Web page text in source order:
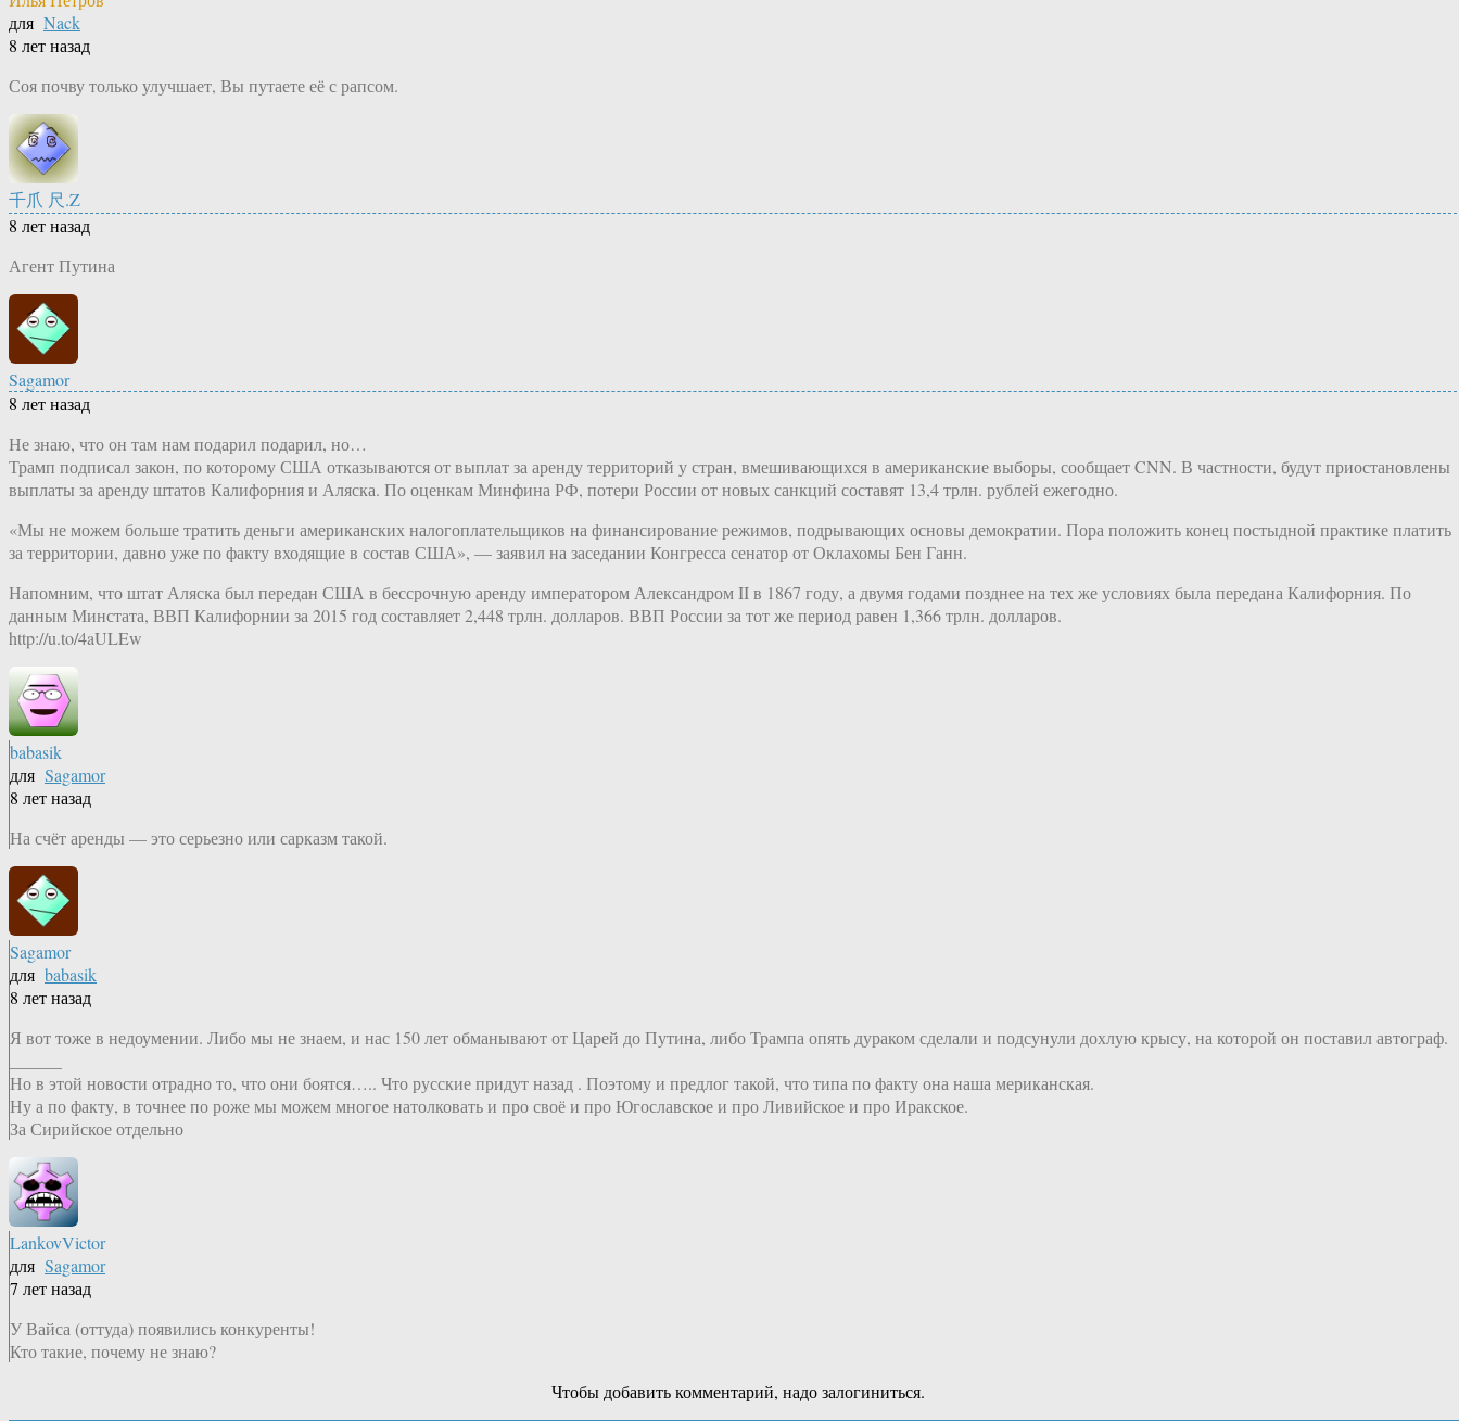
для Nack
8 лет назад
Соя почву только улучшает, Вы путаете её с рапсом.
千爪 尺.Z
8 лет назад
Агент Путина
Sagamor
8 лет назад
Не знаю, что он там нам подарил подарил, но…
Трамп подписал закон, по которому США отказываются от выплат за аренду территорий у стран, вмешивающихся в американские выборы, сообщает CNN. В частности, будут приостановлены
выплаты за аренду штатов Калифорния и Аляска. По оценкам Минфина РФ, потери России от новых санкций составят 13,4 трлн. рублей ежегодно.
«Мы не можем больше тратить деньги американских налогоплательщиков на финансирование режимов, подрывающих основы демократии. Пора положить конец постыдной практике платить
за территории, давно уже по факту входящие в состав США», — заявил на заседании Конгресса сенатор от Оклахомы Бен Ганн.
Напомним, что штат Аляска был передан США в бессрочную аренду императором Александром II в 1867 году, а двумя годами позднее на тех же условиях была передана Калифорния. По
данным Минстата, ВВП Калифорнии за 2015 год составляет 2,448 трлн. долларов. ВВП России за тот же период равен 1,366 трлн. долларов.
http://u.to/4aULEw
babasik
для Sagamor
8 лет назад
На счёт аренды — это серьезно или сарказм такой.
Sagamor
для babasik
8 лет назад
Я вот тоже в недоумении. Либо мы не знаем, и нас 150 лет обманывают от Царей до Путина, либо Трампа опять дураком сделали и подсунули дохлую крысу, на которой он поставил автограф.
Но в этой новости отрадно то, что они боятся….. Что русские придут назад . Поэтому и предлог такой, что типа по факту она наша мериканская.
Ну а по факту, в точнее по роже мы можем многое натолковать и про своё и про Югославское и про Ливийское и про Иракское.
За Сирийское отдельно
LankovVictor
для Sagamor
7 лет назад
У Вайса (оттуда) появились конкуренты!
Кто такие, почему не знаю?
Чтобы добавить комментарий, надо залогиниться.